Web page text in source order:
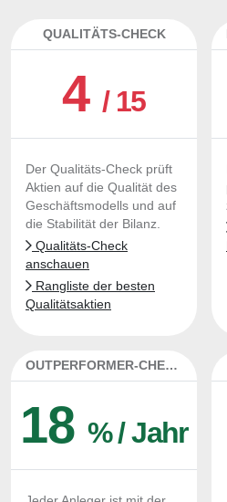
QUALITÄTS-CHECK
4/ 15
Der Qualitäts-Check prüft
Aktien auf die Qualität des
Geschäftsmodells und auf
die Stabilität der Bilanz.
Qualitäts-Check
anschauen
Rangliste der besten
Qualitätsaktien
OUTPERFORMER-CHECK
18 % / Jahr